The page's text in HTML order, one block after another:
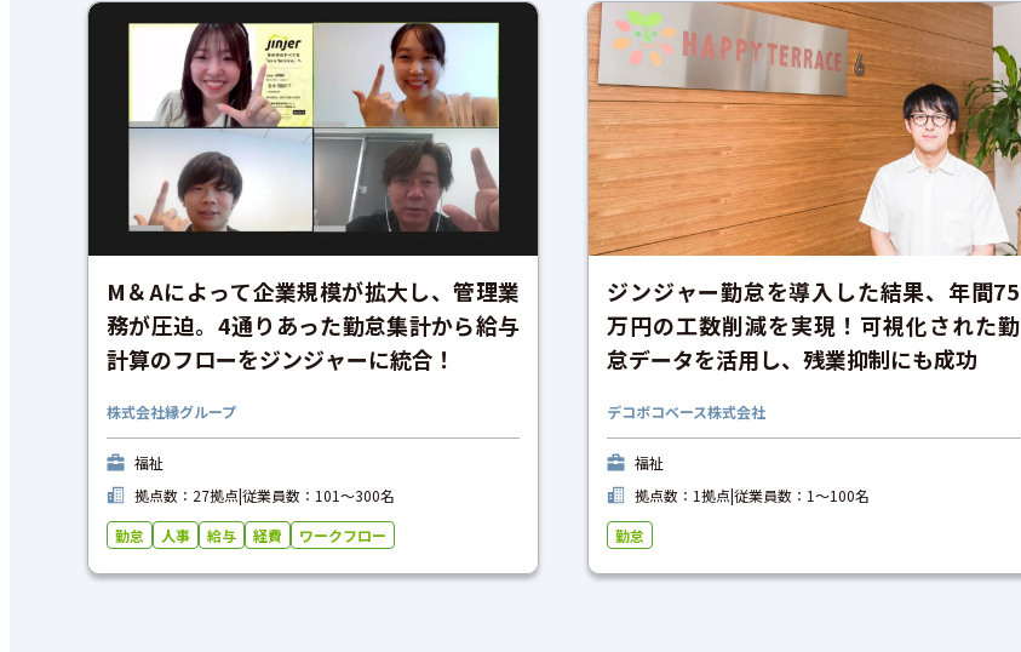
M＆Aによって企業規模が拡大し、管理業
務が圧迫。4通りあった勤怠集計から給与
計算のフローをジンジャーに統合！
株式会社縁グループ
福祉
拠点数：27拠点|従業員数：101〜300名
勤怠
人事 給与 経費 ワークフロー
ジンジャー勤怠を導入した結果、年間75
万円の工数削減を実現！可視化された勤
怠データを活用し、残業抑制にも成功
デコボコベース株式会社
福祉
拠点数：1拠点|従業員数：1〜100名
勤怠